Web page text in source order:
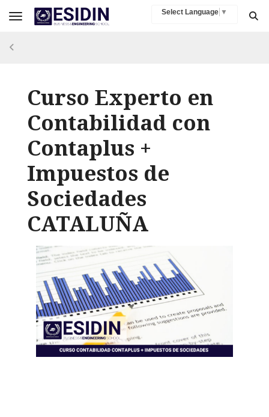
Select Language ▼
Toggle navigation
Curso Experto en
Contabilidad con
Contaplus +
Impuestos de
Sociedades
CATALUÑA